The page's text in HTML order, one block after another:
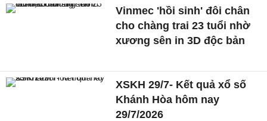
Vinmec 'hồi sinh' đôi chân
cho chàng trai 23 tuổi nhờ
xương sên in 3D độc bản
XSKH 29/7- Kết quả xổ số
Khánh Hòa hôm nay
29/7/2026